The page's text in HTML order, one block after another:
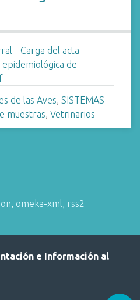
de las Aves, SISTEMAS
muestras, Vetrinarios
, omeka-xml, rss2
e Información al